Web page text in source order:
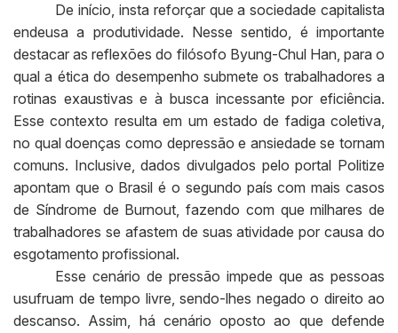
De início, insta reforçar que a sociedade capitalista
endeusa a produtividade. Nesse sentido, é importante
destacar as reflexões do filósofo Byung-Chul Han, para o
qual a ética do desempenho submete os trabalhadores a
rotinas exaustivas e à busca incessante por eficiência.
Esse contexto resulta em um estado de fadiga coletiva,
no qual doenças como depressão e ansiedade se tornam
comuns. Inclusive, dados divulgados pelo portal Politize
apontam que o Brasil é o segundo país com mais casos
de Síndrome de Burnout, fazendo com que milhares de
trabalhadores se afastem de suas atividade por causa do
esgotamento profissional.
Esse cenário de pressão impede que as pessoas
usufruam de tempo livre, sendo-lhes negado o direito ao
descanso. Assim, há cenário oposto ao que defende